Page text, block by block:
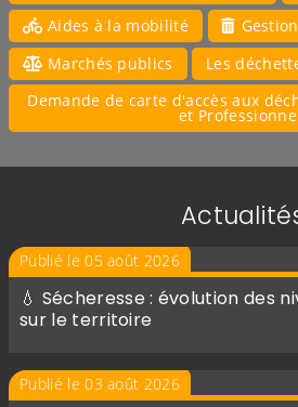
Aides à la mobilité
Marchés publics
Les
Demande de carte d'accès aux
et
Publié le 05 août 2026
💧 Sécheresse : évolution des
sur le territoire
Publié le 03 août 2026